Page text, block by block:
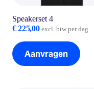
Speakerset 4
€225,00 excl. btw per dag
Aanvragen